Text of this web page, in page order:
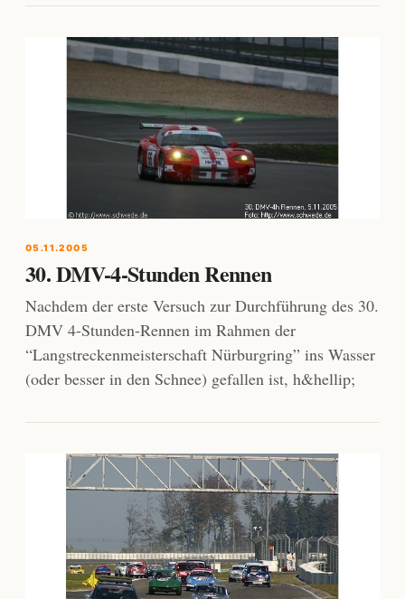
05.11.2005
30. DMV-4-Stunden Rennen
Nachdem der erste Versuch zur Durchführung des 30.
DMV 4-Stunden-Rennen im Rahmen der
“Langstreckenmeisterschaft Nürburgring” ins Wasser
(oder besser in den Schnee) gefallen ist, h&hellip;